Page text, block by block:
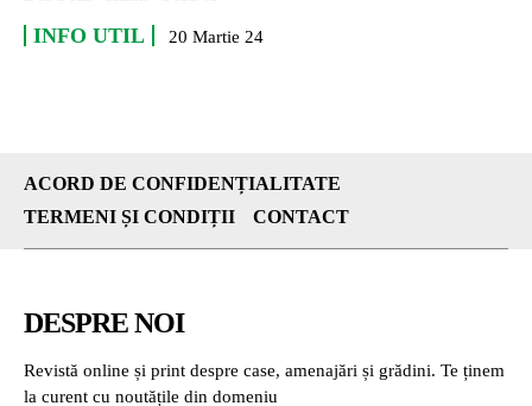
INFO UTIL 20 Martie 24
ACORD DE CONFIDENȚIALITATE
TERMENI ȘI CONDIȚII
CONTACT
DESPRE NOI
Revistă online și print despre case, amenajări și grădini. Te ținem
la curent cu noutățile din domeniu